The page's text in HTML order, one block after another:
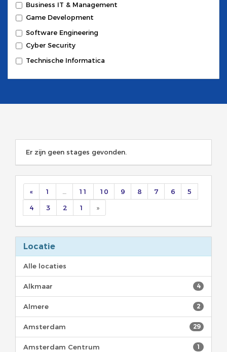
Business IT & Management
Game Development
Software Engineering
Cyber Security
Technische Informatica
Er zijn geen stages gevonden.
« 1 11 10 9 8 7 6
5
4
3 2 1 »
Locatie
Alle locaties
4
Alkmaar
2
Almere
29
Amsterdam
1
Amsterdam Centrum